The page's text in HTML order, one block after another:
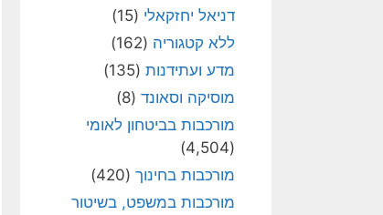
דניאל יחזקאלי (15)
ללא קטגוריה (162)
מדע ועתידנות (135)
מוסיקה וסאונד (8)
מורכבות בביטחון לאומי
(4,504)
מורכבות בחינוך (420)
מורכבות במשפט, בשיטור